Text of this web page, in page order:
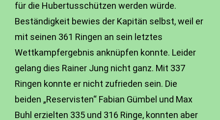
für die Hubertusschützen werden würde.
Beständigkeit bewies der Kapitän selbst, weil er
mit seinen 361 Ringen an sein letztes
Wettkampfergebnis anknüpfen konnte. Leider
gelang dies Rainer Jung nicht ganz. Mit 337
Ringen konnte er nicht zufrieden sein. Die
beiden „Reservisten“ Fabian Gümbel und Max
Buhl erzielten 335 und 316 Ringe, konnten aber